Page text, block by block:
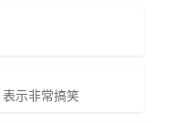
示非常搞笑